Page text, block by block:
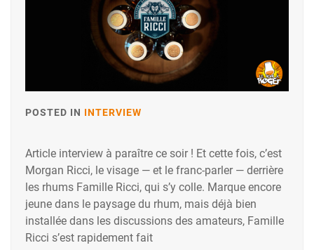
POSTED IN INTERVIEW
Article interview à paraître ce soir ! Et cette fois, c’est
Morgan Ricci, le visage — et le franc-parler — derrière
les rhums Famille Ricci, qui s’y colle. Marque encore
jeune dans le paysage du rhum, mais déjà bien
installée dans les discussions des amateurs, Famille
Ricci s’est rapidement fait